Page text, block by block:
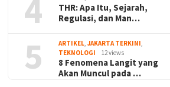
4
THR: Apa Itu, Sejarah,
Regulasi, dan Man…
5 ARTIKEL ,JAKARTA TERKINI
TEKNOLOGI
12 views
8 Fenomena Langit yang
Akan Muncul pada …